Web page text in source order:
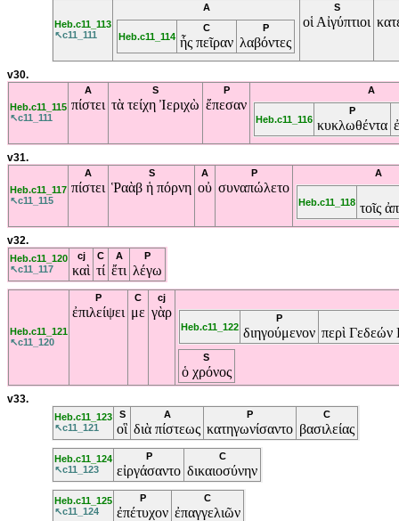
Heb.c11_113
↖c11_111
A
Heb.c11_114
C
ἧς πεῖραν
P
λαβόντες
S
οἱ Αἰγύπτιοι
v30.
Heb.c11_115
↖c11_111
A
πίστει
S
τὰ τείχη Ἰεριχὼ
P
ἔπεσαν
A
Heb.c11_116
P
κυκλωθέντα
v31.
Heb.c11_117
↖c11_115
A
πίστει
S
Ῥαὰβ ἡ πόρνη
A
οὐ
P
συναπώλετο
A
Heb.c11_118 τοῖς
v32.
Heb.c11_120
↖c11_117
cj
καὶ
C
τί
A
ἔτι
P
λέγω
Heb.c11_121
↖c11_120
P
ἐπιλείψει
C
με
cj
γὰρ
Heb.c11_122
P
διηγούμενον περὶ Γεδεών
S
ὁ χρόνος
v33.
Heb.c11_123
↖c11_121
S
οἳ
A
διὰ πίστεως
P
κατηγωνίσαντο
C
βασιλείας
Heb.c11_124
↖c11_123
P
εἰργάσαντο
C
δικαιοσύνην
Heb.c11_125
↖c11_124
P
ἐπέτυχον
C
ἐπαγγελιῶν